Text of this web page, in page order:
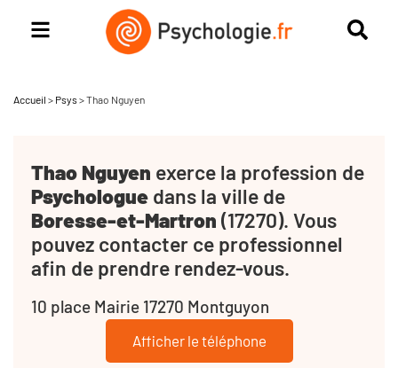
Accueil > Psys >Thao Nguyen
Thao Nguyen exerce la profession de
Psychologue dans la ville de
Boresse-et-Martron (17270). Vous
pouvez contacter ce professionnel
afin de prendre rendez-vous.
10 place Mairie 17270 Montguyon
Afficher le téléphone